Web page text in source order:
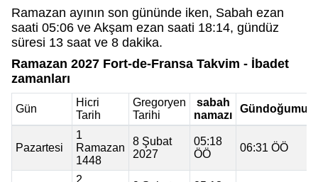
Ramazan ayının son gününde iken, Sabah ezan
saati 05:06 ve Akşam ezan saati 18:14, gündüz
süresi 13 saat ve 8 dakika.
Ramazan 2027 Fort-de-Fransa Takvim - İbadet
zamanları
Gün
Hicri
Tarih
Gregoryen
Tarihi
sabah
namazı
Gündoğumu
Pazartesi
1
Ramazan
1448
8 Şubat
2027
05:18
ÖÖ
06:31 ÖÖ
2